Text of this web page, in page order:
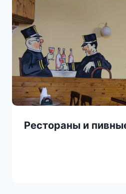
Рестораны и